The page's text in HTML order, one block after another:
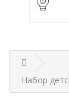
Набор